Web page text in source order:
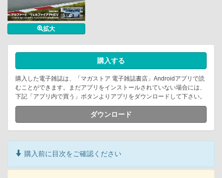
拡大
購入する
購入した電子雑誌は、「マガストア 電子雑誌書店」Androidアプリで読
むことができます。まだアプリをインストールされていない場合には、
下記「アプリ内で買う」ボタンよりアプリをダウンロードして下さい。
ダウンロード
購入前に目次をご確認ください